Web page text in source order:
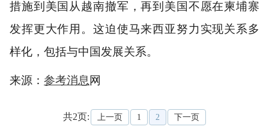
措施到美国从越南撤军，再到美国不愿在柬埔寨
发挥更大作用。这迫使马来西亚努力实现关系多
样化，包括与中国发展关系。
来源： 参考消息网
共2页: 上一页 1 2 下一页